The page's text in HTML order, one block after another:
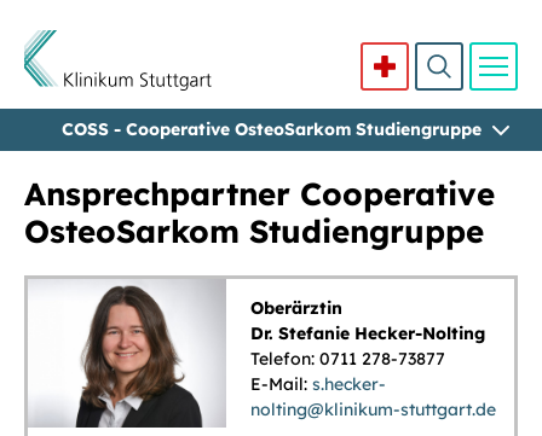
Direkt zum Inhalt
COSS - Cooperative OsteoSarkom Studiengruppe
Ansprechpartner Cooperative
OsteoSarkom Studiengruppe
Oberärztin
Dr. Stefanie Hecker-Nolting
Telefon: 0711 278-73877
E-Mail:s.hecker-
nolting@klinikum-stuttgart.de